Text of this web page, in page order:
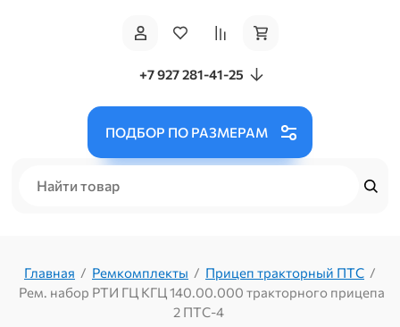
+7 927 281-41-25
ПОДБОР ПО РАЗМЕРАМ
Главная / Ремкомплекты / Прицеп тракторный ПТС /
Рем. набор РТИ ГЦ КГЦ 140.00.000 тракторного прицепа
2 ПТС-4